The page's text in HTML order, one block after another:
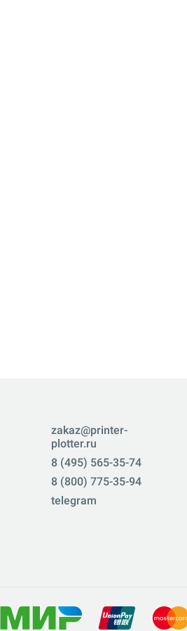
zakaz@printer-
plotter.ru
8 (495) 565-35-74
8 (800) 775-35-94
telegram